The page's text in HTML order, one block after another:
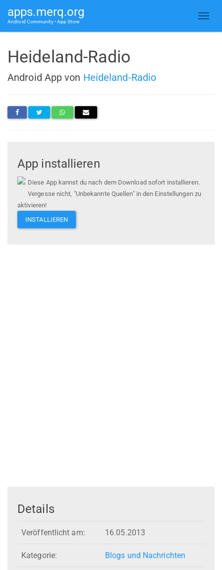
apps.merq.org
Android Community • App Store
Heideland-Radio
Android App von Heideland-Radio
App installieren
Diese App kannst du nach dem Download sofort installieren.
Vergesse nicht, "Unbekannte Quellen" in den Einstellungen zu
aktivieren!
INSTALLIEREN
Details
Veröffentlicht am: 16.05.2013
Kategorie: Blogs und Nachrichten